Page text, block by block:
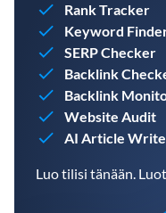
Rank Tracker
Keyword
SERP Checker
Backlink
Backlink
Website Audit
AI Article
Luo tilisi tänään.